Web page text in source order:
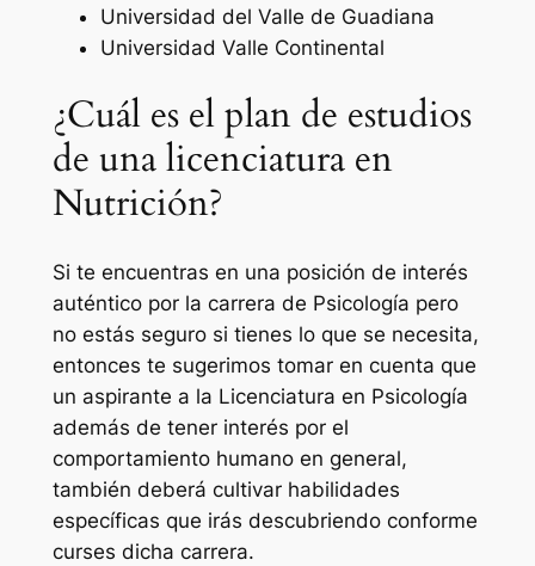
Universidad del Valle de Guadiana
Universidad Valle Continental
¿Cuál es el plan de estudios
de una licenciatura en
Nutrición?
Si te encuentras en una posición de interés
auténtico por la carrera de Psicología pero
no estás seguro si tienes lo que se necesita,
entonces te sugerimos tomar en cuenta que
un aspirante a la Licenciatura en Psicología
además de tener interés por el
comportamiento humano en general,
también deberá cultivar habilidades
específicas que irás descubriendo conforme
curses dicha carrera.